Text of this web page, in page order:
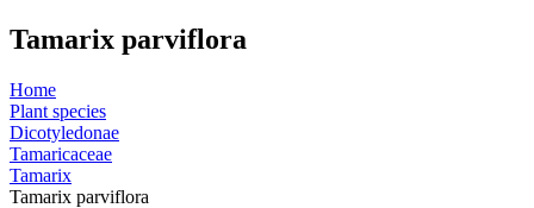
Tamarix parviflora
Home
Plant species
Dicotyledonae
Tamaricaceae
Tamarix
Tamarix parviflora